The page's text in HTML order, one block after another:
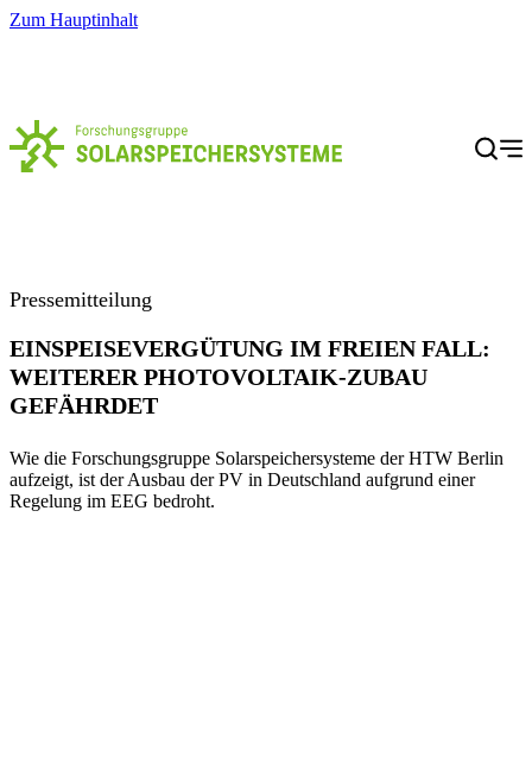
Zum Hauptinhalt
Menü
Pressemitteilung
EINSPEISEVERGÜTUNG IM FREIEN FALL:
WEITERER PHOTOVOLTAIK-ZUBAU
GEFÄHRDET
Wie die Forschungsgruppe Solarspeichersysteme der HTW Berlin
aufzeigt, ist der Ausbau der PV in Deutschland aufgrund einer
Regelung im EEG bedroht.